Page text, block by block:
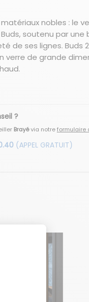
nobles : le
soutenu par
de ses lignes. Buds
verre de grande
?
Brayévia notreformulaire
(APPEL GRATUIT)